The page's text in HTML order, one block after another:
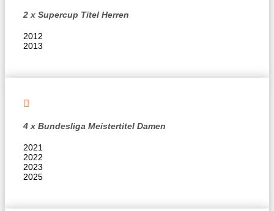
2 x Supercup Titel Herren
2012
2013

4 x Bundesliga Meistertitel Damen
2021
2022
2023
2025